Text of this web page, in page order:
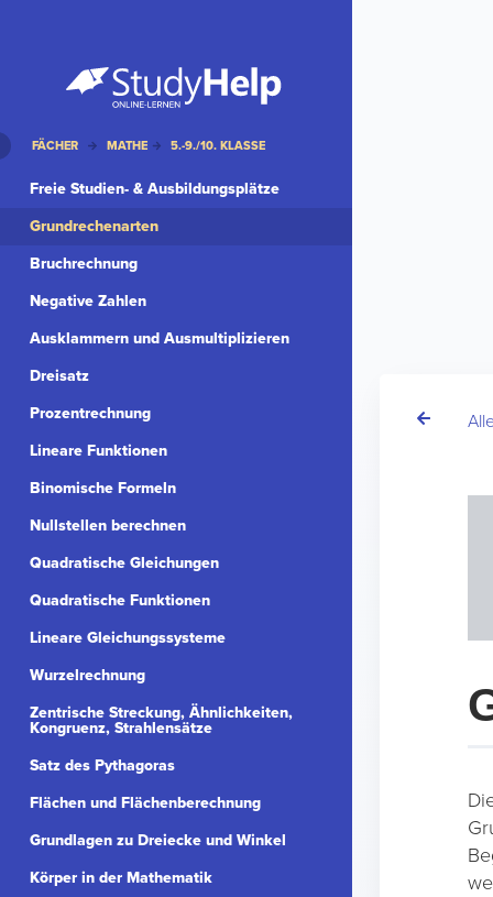
FÄCHER MATHE 5.-9./10. KLASSE
Freie Studien- & Ausbildungsplätze
Grundrechenarten
Bruchrechnung
Negative Zahlen
Ausklammern und Ausmultiplizieren
Dreisatz
Prozentrechnung
Lineare Funktionen
Binomische Formeln
Nullstellen berechnen
Quadratische Gleichungen
Quadratische Funktionen
Lineare Gleichungssysteme
Wurzelrechnung
Zentrische Streckung, Ähnlichkeiten,
Kongruenz, Strahlensätze
Satz des Pythagoras
Flächen und Flächenberechnung
Grundlagen zu Dreiecke und Winkel
Körper in der Mathematik